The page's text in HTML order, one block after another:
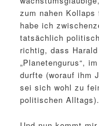
zum nahen Kollaps
habe ich
tatsächlich
richtig, dass
„Planetengurus“,
durfte (worauf ihm
sei sich wohl zu
politischen Alltags).